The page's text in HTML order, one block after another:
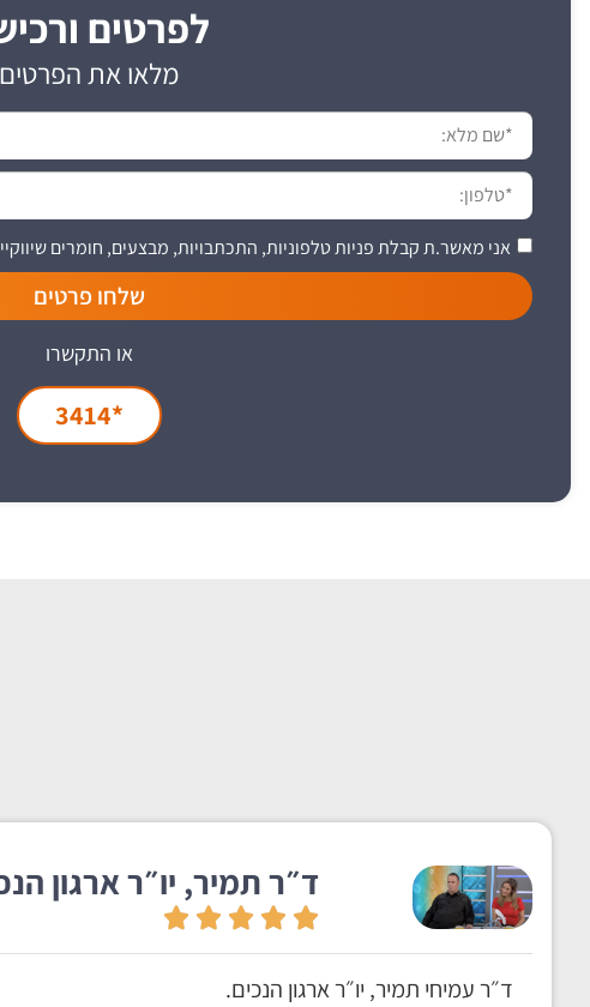
לפרטים
מלאו את הפרטים
אני מאשר.ת קבלת פניות טלפוניות, התכתבויות, מבצעים, חומרים
שלחו פרטים
או התקשרו
*3414
ד״ר תמיר, יו״ר ארגון
ד״ר עמיחי תמיר, יו״ר ארגון הנכים.